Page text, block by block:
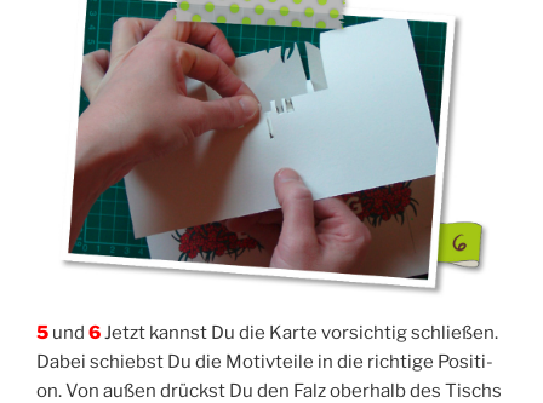
5 und 6 Jetzt kannst Du die Kar­te vor­sich­tig schlie­ßen.
Dabei schiebst Du die Motiv­tei­le in die rich­ti­ge Posi­ti­
on. Von außen drückst Du den Falz ober­halb des Tischs